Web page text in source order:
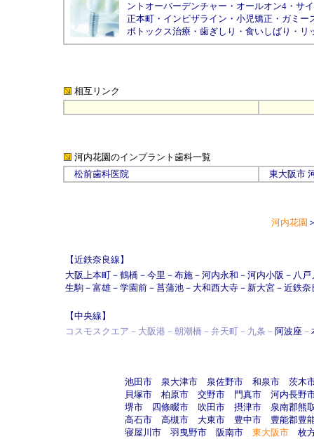
ントオーバーデンチャー ・ オールオン4 ・ サ
正本町 ・ インビザライン ・ 小児矯正 ・ ガミー
ボトックス治療 ・ 歯ぎしり ・ 食いしばり ・ リ
相互リンク
河内花園のインプラント 歯科一覧
松前歯科医院
東大阪市
河内花園
【近鉄奈良線】
大阪上本町 － 鶴橋 － 今里 － 布施 － 河内永和 － 河内小阪 － 八戸
生駒 － 富雄 － 学園前 － 菖蒲池 － 大和西大寺 － 新大宮 － 近鉄奈
【中央線】
コスモスクエア－大阪港－朝潮橋－弁天町－九条－ 阿波座 －
池田市 泉大津市 泉佐野市 和泉市
茨木
貝塚市
柏原市 交野市 門真市
河内長野
堺市
四條畷市 吹田市 摂津市
泉南郡熊
高石市
高槻市 大東市 豊中市
豊能郡豊
寝屋川市
羽曳野市 阪南市 東大阪市
枚